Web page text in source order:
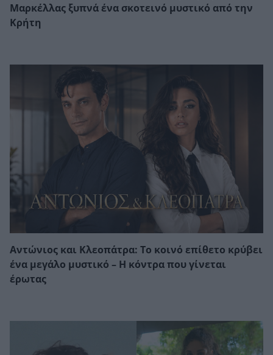
Μαρκέλλας ξυπνά ένα σκοτεινό μυστικό από την
Κρήτη
Αντώνιος και Κλεοπάτρα: Το κοινό επίθετο κρύβει
ένα μεγάλο μυστικό – Η κόντρα που γίνεται
έρωτας